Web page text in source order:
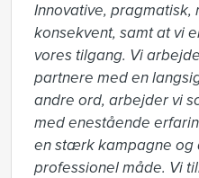
Innovative, pragmatisk,
konsekvent, samt at vi
vores tilgang. Vi
partnere med en
andre ord, arbejder vi
med enestående
en stærk kampagne og
professionel måde. Vi